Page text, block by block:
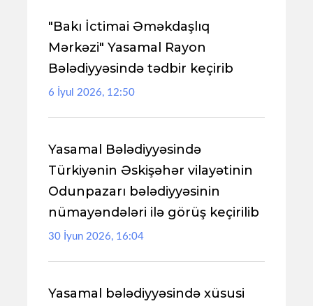
"Bakı İctimai Əməkdaşlıq
Mərkəzi" Yasamal Rayon
Bələdiyyəsində tədbir keçirib
6 İyul 2026, 12:50
Yasamal Bələdiyyəsində
Türkiyənin Əskişəhər vilayətinin
Odunpazarı bələdiyyəsinin
nümayəndələri ilə görüş keçirilib
30 İyun 2026, 16:04
Yasamal bələdiyyəsində xüsusi